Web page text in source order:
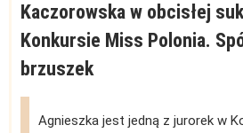
Kaczorowska w obcisłej
Konkursie Miss Polonia.
brzuszek
Agnieszka jest jedną z jurorek w